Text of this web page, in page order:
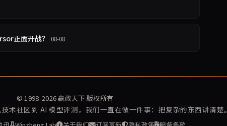
正面开战？ 08-08
© 1998-2026赢政天下 版权所有
术社区到 AI 模型评测，我们一直在做一件事：把复杂的东西讲清楚。